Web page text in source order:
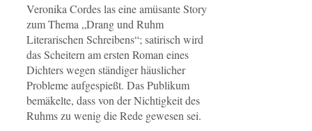
Veronika Cordes las eine amüsante Story
zum Thema „Drang und Ruhm
Literarischen Schreibens“; satirisch wird
das Scheitern am ersten Roman eines
Dichters wegen ständiger häuslicher
Probleme aufgespießt. Das Publikum
bemäkelte, dass von der Nichtigkeit des
Ruhms zu wenig die Rede gewesen sei.